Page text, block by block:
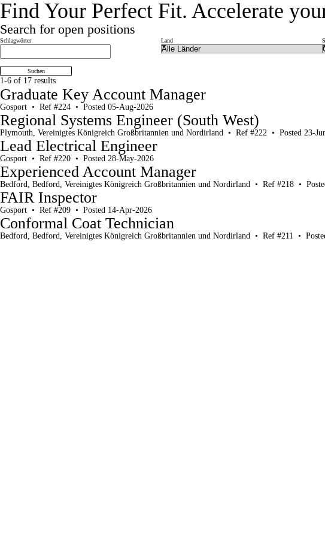
Find Your Perfect Fit. Accelerate
Search for open positions
Search for open positions
Schlagwörter Land
Suchen
1-6 of 17 results
Graduate Key Account Manager
Gosport • Ref #224 • Posted 05-Aug-2026
Regional Systems Engineer (South West)
Plymouth, Vereinigtes Königreich Großbritannien und Nordirland • Ref #222 • Posted 23-
Lead Electrical Engineer
Gosport • Ref #220 • Posted 28-May-2026
Experienced Account Manager
Bedford, Bedford, Vereinigtes Königreich Großbritannien und Nordirland • Ref #218 •
FAIR Inspector
Gosport • Ref #209 • Posted 14-Apr-2026
Conformal Coat Technician
Bedford, Bedford, Vereinigtes Königreich Großbritannien und Nordirland • Ref #211 •